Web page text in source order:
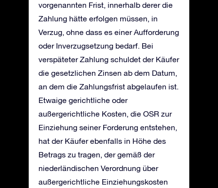
vorgenannten Frist, innerhalb derer die
Zahlung hätte erfolgen müssen, in
Verzug, ohne dass es einer Aufforderung
oder Inverzugsetzung bedarf. Bei
verspäteter Zahlung schuldet der Käufer
die gesetzlichen Zinsen ab dem Datum,
an dem die Zahlungsfrist abgelaufen ist.
Etwaige gerichtliche oder
außergerichtliche Kosten, die OSR zur
Einziehung seiner Forderung entstehen,
hat der Käufer ebenfalls in Höhe des
Betrags zu tragen, der gemäß der
niederländischen Verordnung über
außergerichtliche Einziehungskosten